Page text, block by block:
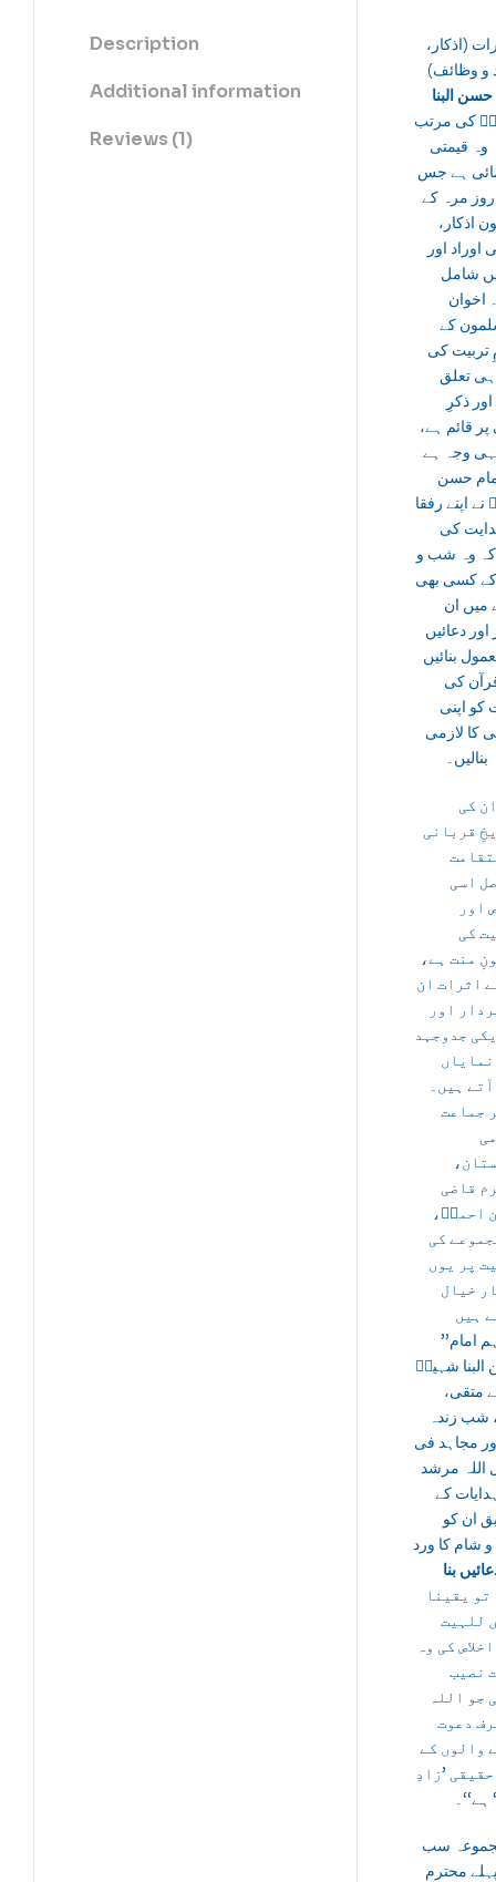
Description
Additional information
Reviews (1)
(اذکار،
و وظائف)
حسن البنا
کی مرتب
وہ قیمتی
ہے جس
مرہ کے
اذکار،
اوراد اور
شامل
اخوان
کے
تربیت کی
ہی تعلق
اور ذکرِ
پر قائم ہے،
وجہ ہے
حسن
نے اپنے رفقا
کی
وہ شب و
کسی بھی
ان
اور دعائیں
بنائیں
کی
کو اپنی
کا لازمی
کی
قربانی
اسی
اور
کی
منت ہے،
اثرات ان
اور
جدوجہد
ہیں۔
جماعت
قاضی
احمدؒ،
کی
پر یوں
خیال
’’اگر ہم امام
شہیدؒ
متقی،
شب زندہ
مجاہد فی
اللہ مرشد
کے
ان کو
شام کا ورد
بنا
تو یقینا
للہیت
کی وہ
نصیب
جو اللہ
دعوت
والوں کے
’زادِ
ہے‘‘۔
سب
محترم